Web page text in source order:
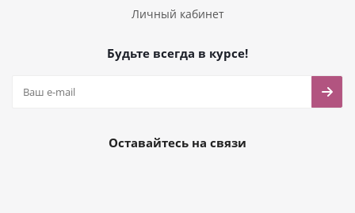
Личный кабинет
Будьте всегда в курсе!
Оставайтесь на связи